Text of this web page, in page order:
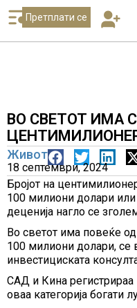
Претплати се
ВО СВЕТОТ ИМА
Живот
18 септември, 2024
Бројот на
100 милиони долари
деценија нагло се
Во светот има повеќе
100 милиони долари, се
инвестициската
САД и Кина регистрираа
оваа категорија богати